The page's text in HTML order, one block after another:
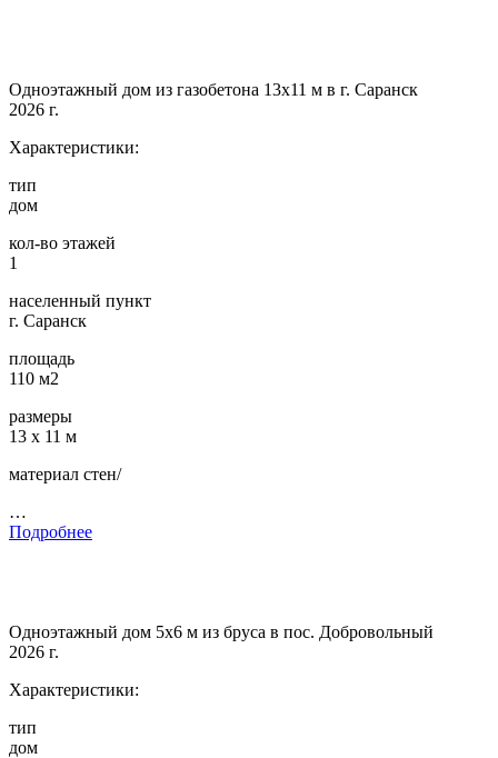
Одноэтажный дом из газобетона 13х11 м в г. Саранск
2026 г.
Характеристики:
тип
дом
кол-во этажей
1
населенный пункт
г. Саранск
площадь
110 м2
размеры
13 х 11 м
материал стен/
…
Подробнее
Одноэтажный дом 5х6 м из бруса в пос. Добровольный
2026 г.
Характеристики:
тип
дом